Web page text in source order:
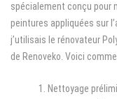
spécialement conçu pour
peintures appliquées sur
j’utilisais le rénovateur
de Renoveko. Voici
Nettoyage